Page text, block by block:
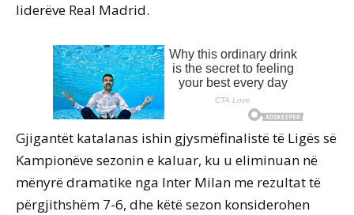
liderëve Real Madrid.
Gjigantët katalanas ishin gjysmëfinalistë të Ligës së
Kampionëve sezonin e kaluar, ku u eliminuan në
mënyrë dramatike nga Inter Milan me rezultat të
përgjithshëm 7-6, dhe këtë sezon konsiderohen